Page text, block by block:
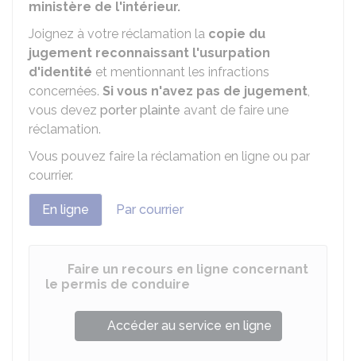
ministère de l'intérieur.
Joignez à votre réclamation la copie du
jugement reconnaissant l'usurpation
d'identité et mentionnant les infractions
concernées. Si vous n'avez pas de jugement,
vous devez porter plainte avant de faire une
réclamation.
Vous pouvez faire la réclamation en ligne ou par
courrier.
En ligne Par courrier
Faire un recours en ligne concernant
le permis de conduire
Accéder au service en ligne